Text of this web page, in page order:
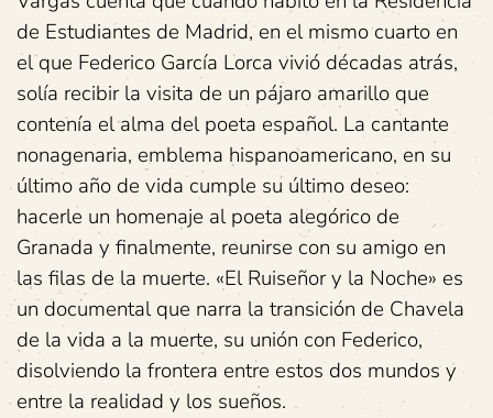
de Estudiantes de Madrid, en el mismo cuarto en
el que Federico García Lorca vivió décadas atrás,
solía recibir la visita de un pájaro amarillo que
contenía el alma del poeta español. La cantante
nonagenaria, emblema hispanoamericano, en su
último año de vida cumple su último deseo:
hacerle un homenaje al poeta alegórico de
Granada y finalmente, reunirse con su amigo en
las filas de la muerte. «El Ruiseñor y la Noche» es
un documental que narra la transición de Chavela
de la vida a la muerte, su unión con Federico,
disolviendo la frontera entre estos dos mundos y
entre la realidad y los sueños.